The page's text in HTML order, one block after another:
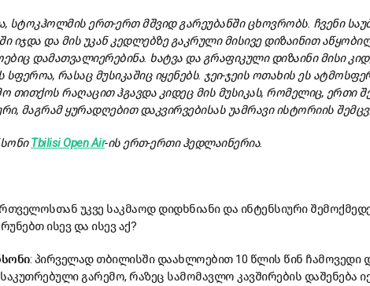
სტოკჰოლმის ერთ-ერთმშვიდგარეუბანშიცხოვრობს. ჩვენი
იჯდა და მის უკანკედლებზეგაკრულიმისივედიზაინით
დამათვალიერებინა. ხატვა და გრაფიკულიდიზაინიმისი
სფეროა, რასაც მუსიკაშიც იყენებს. ჯეი-ჯეის ოთახის ეს
თითქოს რაღაცითჰგავდაკიდეც მის მუსიკას, რომელიც, ერთი
მაგრამყურადღებითდაკვირვებისას უამრავიისტორიის
Tbilisi Open Air-ის ერთ-ერთიჰედლაინერია.
უკვე საკმაოდ დიდხნიანი და ინტენსიური
ისევ და ისევ აქ?
: პირველად თბილისში დაახლოებით 10 წლის წინ ჩამოვედი
გარემო, რაზეც სამომავლო კავშირების დაშენება